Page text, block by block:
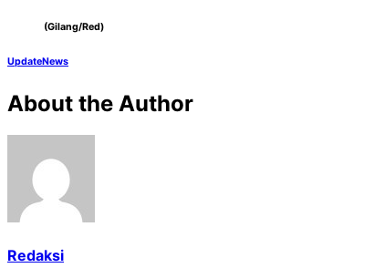
(Gilang/Red)
UpdateNews
About the Author
Redaksi